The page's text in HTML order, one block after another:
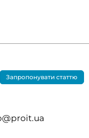
Запропонувати статтю